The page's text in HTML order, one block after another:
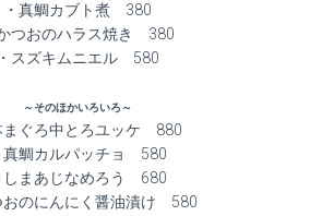
・真鯛カブト煮 380
つおのハラス焼き 380
・スズキムニエル 580
～そのほかいろいろ～
まぐろ中とろユッケ 880
真鯛カルパッチョ 580
しまあじなめろう 680
おのにんにく醤油漬け 580